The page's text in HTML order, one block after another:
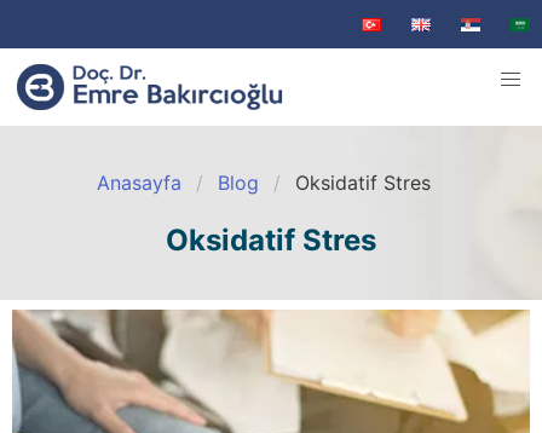
Anasayfa Blog Oksidatif Stres
Oksidatif Stres